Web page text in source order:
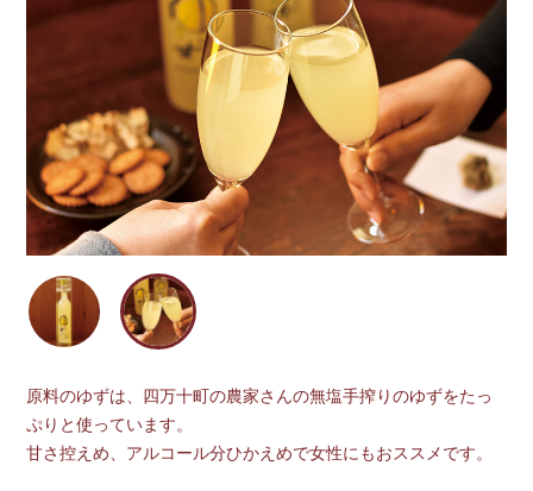
原料のゆずは、四万十町の農家さんの無塩手搾りのゆずをたっ
ぷりと使っています。
甘さ控えめ、アルコール分ひかえめで女性にもおススメです。